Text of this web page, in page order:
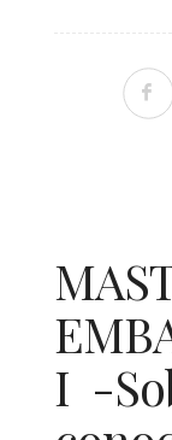
I -